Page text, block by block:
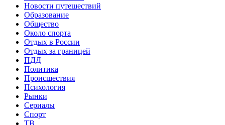
Новости путешествий
Образование
Общество
Около спорта
Отдых в России
Отдых за границей
ПДД
Политика
Происшествия
Психология
Рынки
Сериалы
Спорт
ТВ